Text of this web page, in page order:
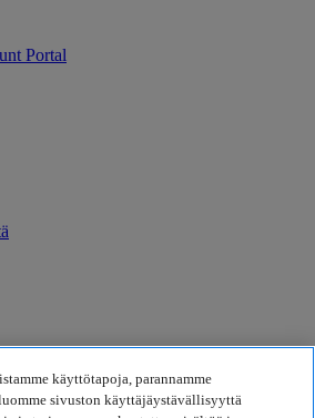
Portal
käyttötapoja, parannamme
sivuston käyttäjäystävällisyyttä